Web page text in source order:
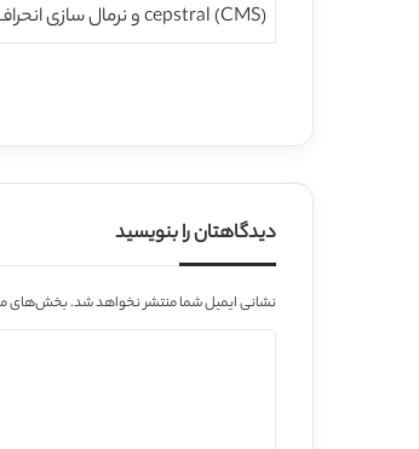
cepstral (CMS) و نرمال سازی انحراف استفاده می شود. نتایج پایگاه داده SUSAS (4) در جدول 1 نشان داده شده است.
دیدگاهتان را بنویسید
نشانی ایمیل شما منتشر نخواهد شد.بخش‌های